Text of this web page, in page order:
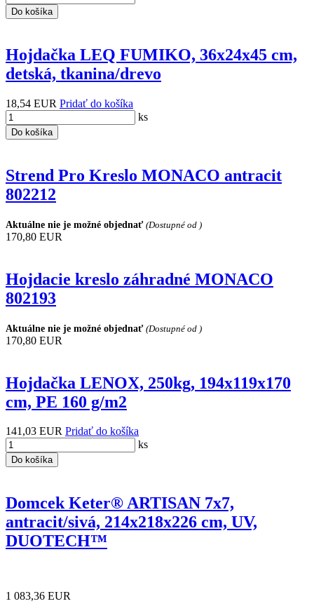
Do košíka
Hojdačka LEQ FUMIKO, 36x24x45 cm,
detská, tkanina/drevo
18,54 EUR Pridať do košíka
ks
Do košíka
Strend Pro Kreslo MONACO antracit
802212
Aktuálne nie je možné objednať (Dostupné od )
170,80 EUR
Hojdacie kreslo záhradné MONACO
802193
Aktuálne nie je možné objednať (Dostupné od )
170,80 EUR
Hojdačka LENOX, 250kg, 194x119x170
cm, PE 160 g/m2
141,03 EUR Pridať do košíka
ks
Do košíka
Domcek Keter® ARTISAN 7x7,
antracit/sivá, 214x218x226 cm, UV,
DUOTECH™
1 083,36 EUR